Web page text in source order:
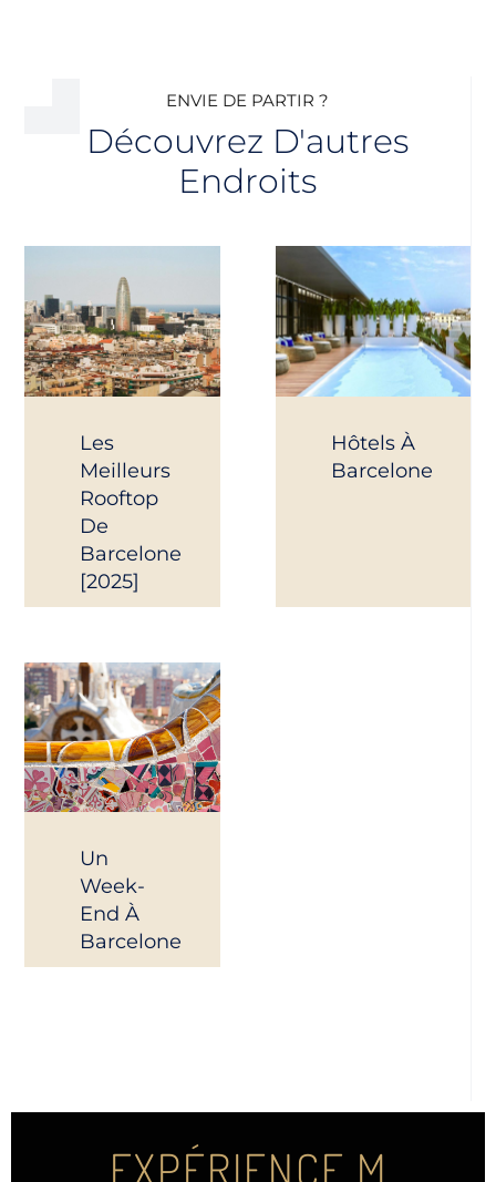
ENVIE DE PARTIR ?
Découvrez D'autres
Endroits
Les
Meilleurs
Rooftop
De
Barcelone
[2025]
Hôtels À
Barcelone
Un
Week-
End À
Barcelone
EXPÉRIENCE M